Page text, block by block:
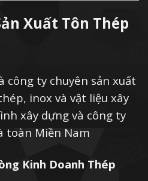
Xuất Tôn Thép
công ty chuyên sản xuất
inox và vật liệu xây
xây dựng và công ty
toàn Miền Nam
Kinh Doanh Thép